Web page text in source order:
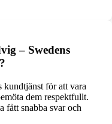
– Swedens
för att vara
dem respektfullt.
fått snabba svar och